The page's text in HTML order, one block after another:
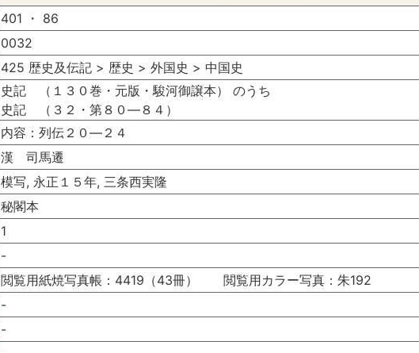
401 ・ 86
0032
425 歴史及伝記 > 歴史 > 外国史 > 中国史
史記 （１３０巻・元版・駿河御譲本） のうち
史記 （３２・第８０―８４）
内容：列伝２０―２４
漢 司馬遷
模写, 永正１５年, 三条西実隆
秘閣本
1
-
閲覧用紙焼写真帳：4419（43冊） 閲覧用カラー写真：朱192
-
-